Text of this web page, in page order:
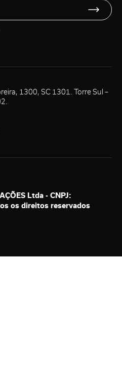
1300, SC 1301. Torre Sul –
Ltda - CNPJ:
os direitos reservados